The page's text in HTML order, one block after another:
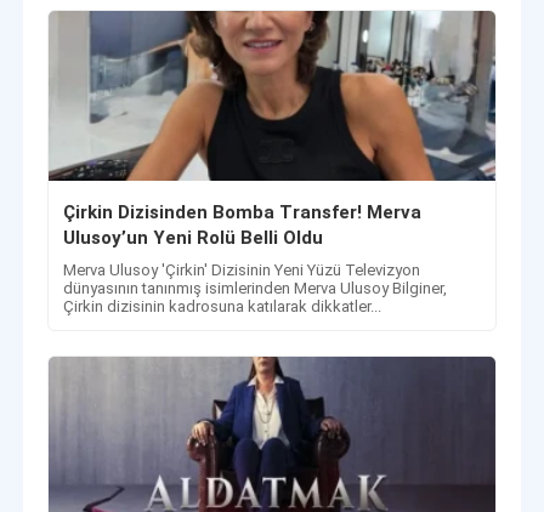
Çirkin Dizisinden Bomba Transfer! Merva
Ulusoy’un Yeni Rolü Belli Oldu
Merva Ulusoy 'Çirkin' Dizisinin Yeni Yüzü Televizyon
dünyasının tanınmış isimlerinden Merva Ulusoy Bilginer,
Çirkin dizisinin kadrosuna katılarak dikkatler...